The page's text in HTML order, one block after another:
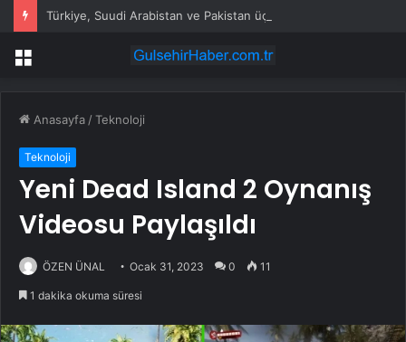
Menü
Anasayfa /Teknoloji
Teknoloji
Yeni Dead Island 2 Oynanış
Videosu Paylaşıldı
ÖZEN ÜNAL Ocak 31, 2023 0 11
1 dakika okuma süresi